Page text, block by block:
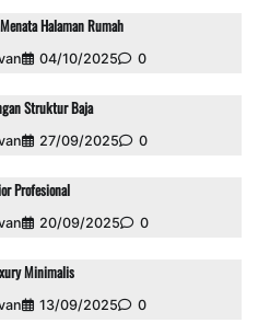
Halaman Rumah
04/10/2025 0
Struktur Baja
27/09/2025 0
Profesional
20/09/2025 0
Minimalis
13/09/2025 0